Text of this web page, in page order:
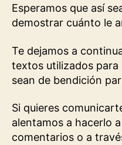
Esperamos que así
demostrar cuánto le
Te dejamos a
textos utilizados para
sean de bendición
Si quieres
alentamos a hacerlo
comentarios o a